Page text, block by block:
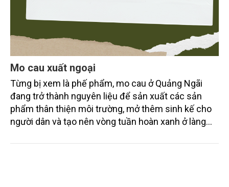
Mo cau xuất ngoại
Từng bị xem là phế phẩm, mo cau ở Quảng Ngãi
đang trở thành nguyên liệu để sản xuất các sản
phẩm thân thiện môi trường, mở thêm sinh kế cho
người dân và tạo nên vòng tuần hoàn xanh ở làng
chén, dĩa... từ mo cau đã được thị trường trong nước